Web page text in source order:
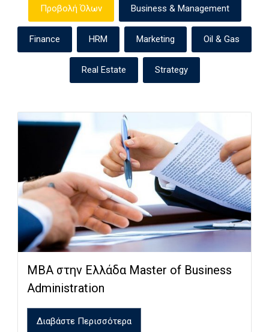
Προβολή Όλων Business & Management
Finance HRM Marketing Oil & Gas
Real Estate Strategy
MBA στην Ελλάδα Master of Business
Administration
Διαβάστε Περισσότερα